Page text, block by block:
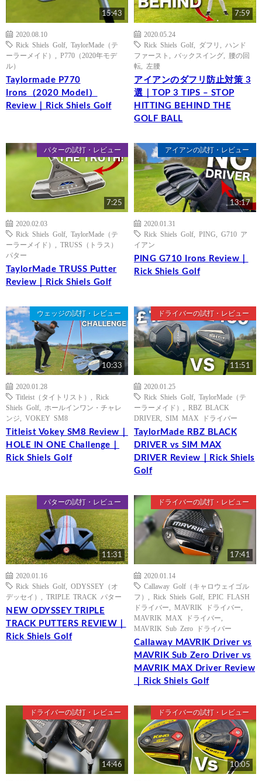
15:43
2020.08.10
Rick Shiels Golf
TaylorMade（テ
ーラーメイド）
P770（2020年モデ
ル）
Taylormade P770
Irons（2020 Model）
Review｜Rick Shiels Golf
7:59
2020.05.24
Rick Shiels Golf
ダフリ
ハンド
ファースト
バックスイング
腰の回
転
左腰
アイアンのダフリ防止対策 3
選｜TOP 3 TIPS – STOP
HITTING BEHIND THE
GOLF BALL
パターの試打・レビュー
7:25
2020.02.03
Rick Shiels Golf
TaylorMade（テ
ーラーメイド）
TRUSS（トラス）
パター
TaylorMade TRUSS Putter
Review｜Rick Shiels Golf
アイアンの試打・レビュー
13:17
2020.01.31
Rick Shiels Golf
PING
G710 ア
イアン
PING G710 Irons Review｜
Rick Shiels Golf
ウェッジの試打・レビュー
10:33
2020.01.28
Titleist（タイトリスト）
Rick
Shiels Golf
ホールインワン・チャレ
ンジ
VOKEY SM8
Titleist Vokey SM8 Review｜
HOLE IN ONE Challenge｜
Rick Shiels Golf
ドライバーの試打・レビュー
11:51
2020.01.25
Rick Shiels Golf
TaylorMade（テ
ーラーメイド）
RBZ BLACK
DRIVER
SIM MAX ドライバー
TaylorMade RBZ BLACK
DRIVER vs SIM MAX
DRIVER Review｜Rick Shiels
Golf
パターの試打・レビュー
11:31
2020.01.16
Rick Shiels Golf
ODYSSEY（オ
デッセイ）
TRIPLE TRACK パター
NEW ODYSSEY TRIPLE
TRACK PUTTERS REVIEW｜
Rick Shiels Golf
ドライバーの試打・レビュー
17:41
2020.01.14
Callaway Golf（キャロウェイゴル
フ）
Rick Shiels Golf
EPIC FLASH
ドライバー
MAVRIK ドライバー
MAVRIK MAX ドライバー
MAVRIK Sub Zero ドライバー
Callaway MAVRIK Driver vs
MAVRIK Sub Zero Driver vs
MAVRIK MAX Driver Review
｜Rick Shiels Golf
ドライバーの試打・レビュー
14:46
ドライバーの試打・レビュー
10:05